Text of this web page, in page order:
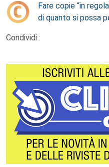
Fare copie “in
di quanto si possa
Condividi :